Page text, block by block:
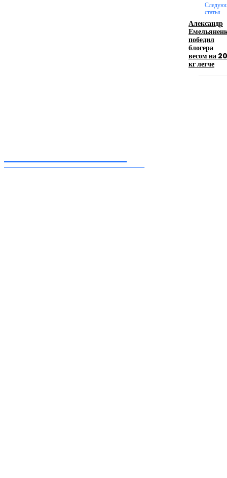
Девушка в бокале: легендарный номер бурлеска
статья
Александр
победил
блогера
весом на 20
кг легче